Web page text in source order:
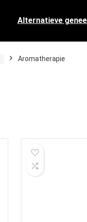
Alternatieve
Aromatherapie